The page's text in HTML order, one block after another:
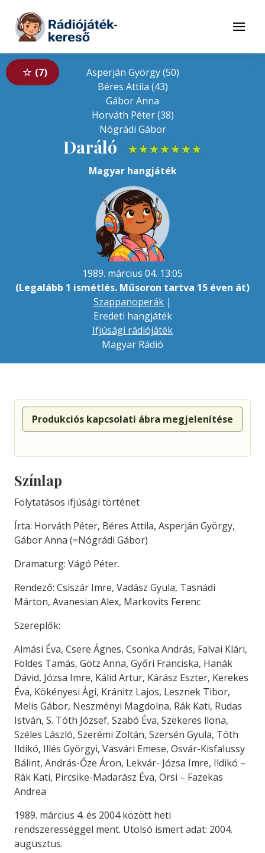
Tovább a tartalomhoz
Menü
7
Asperján György (50)
Béres Attila (43)
Gábor Anna
Horváth Péter (38)
Nógrádi Gábor
Daráló ★★★★★★★
Magyar hangjáték
1989. március 04. 13:05
(Legalább 1 ismétlés. Műsoron tartva 15 éven át)
Szappanoperák |
Eredeti hangjáték
Ifjúsági rádiójáték
Magyar Rádió
Produkciós kapcsolati ábra megjelenítése
Színlap
Folytatásos ifjúsági történet
Írta: Horváth Péter, Béres Attila, Asperján György,
Gábor Anna (=Nógrádi Gábor)
Dramaturg: Vágó Péter.
Rendező: Csiszár Imre, Vadász Gyula, Tasnádi
Márton, Avanesian Alex, Markovits Ferenc
Szereplők:
Almási Éva, Csere Ágnes, Csonka András, Falvai Klári,
Földes Tamás, Götz Anna, Győri Franciska, Hanák
Dávid, Józsa Imre, Kálid Artur, Kárász Eszter, Kerekes
Éva, Kökényesi Ági, Kránitz Lajos, Lesznek Tibor,
Melis Gábor, Neszményi Magdolna, Rák Kati, Rudas
István, S. Tóth József, Szabó Éva, Szekeres llona,
Széles László, Szerémi Zoltán, Szersén Gyula, Tóth
Ildikó, Illés Györgyi, Vasvári Emese, Osvár-Kisfalussy
Bálint, András-Őze Áron, Lekvár- Józsa Imre, Ildikó –
Rák Kati, Pircsike-Madarász Éva, Orsi – Fazekas
Andrea
1989. március 4. és 2004 között heti
rendszerességgel ment. Utolsó ismert adat: 2004.
augusztus.